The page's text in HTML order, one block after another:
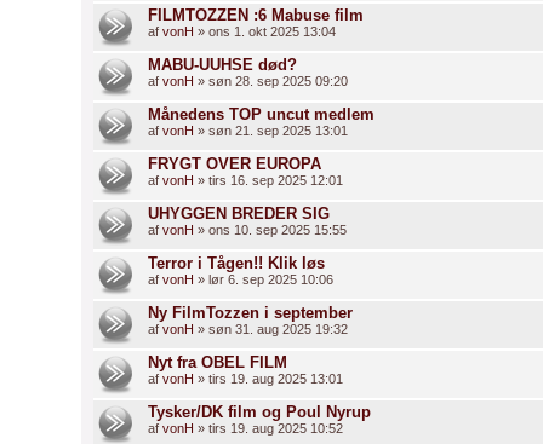
FILMTOZZEN :6 Mabuse film
af vonH » ons 1. okt 2025 13:04
MABU-UUHSE død?
af vonH » søn 28. sep 2025 09:20
Månedens TOP uncut medlem
af vonH » søn 21. sep 2025 13:01
FRYGT OVER EUROPA
af vonH » tirs 16. sep 2025 12:01
UHYGGEN BREDER SIG
af vonH » ons 10. sep 2025 15:55
Terror i Tågen!! Klik løs
af vonH » lør 6. sep 2025 10:06
Ny FilmTozzen i september
af vonH » søn 31. aug 2025 19:32
Nyt fra OBEL FILM
af vonH » tirs 19. aug 2025 13:01
Tysker/DK film og Poul Nyrup
af vonH » tirs 19. aug 2025 10:52